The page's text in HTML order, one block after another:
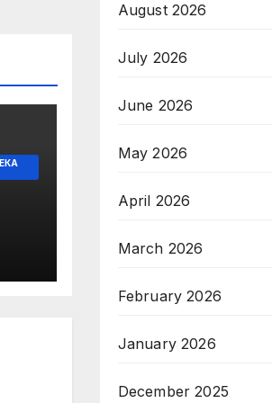
August 2026
July 2026
June 2026
May 2026
April 2026
March 2026
February 2026
January 2026
December 2025